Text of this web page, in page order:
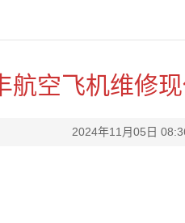
航空飞机维修
2024年11月05日